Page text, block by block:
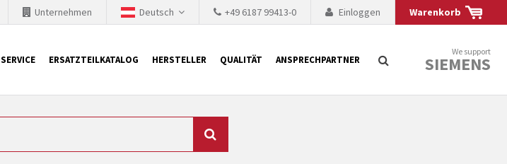
Warenkorb
Einloggen
+49 6187 99413-0
Deutsch
Unternehmen
SERVICE ERSATZTEILKATALOG HERSTELLER QUALITÄT ANSPRECHPARTNER
We support
SIEMENS